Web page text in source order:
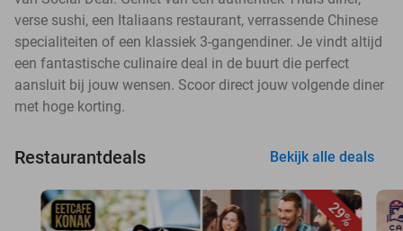
verse sushi, een Italiaans restaurant, verrassende Chinese
specialiteiten of een klassiek 3-gangendiner. Je vindt altijd
een fantastische culinaire deal in de buurt die perfect
aansluit bij jouw wensen. Scoor direct jouw volgende diner
met hoge korting.
Restaurantdeals Bekijk alle deals
29%